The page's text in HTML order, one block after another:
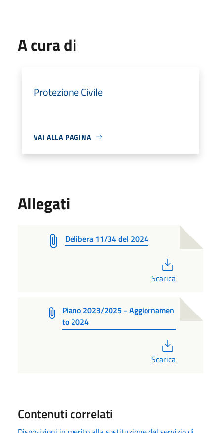
A cura di
Protezione Civile
VAI ALLA PAGINA
Allegati
Delibera 11/34 del 2024
Scarica
Piano 2023/2025 - Aggiornamen
to 2024
Scarica
Contenuti correlati